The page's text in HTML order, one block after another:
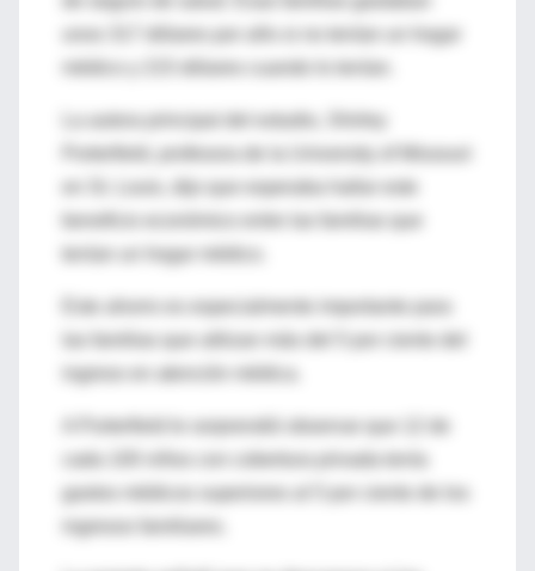
unos 317 dólares por año si no tenían un hogar
tenían un hogar médico.
Este ahorro es especialmente importante para
ingreso en atención médica.
gastos médicos superiores al 5 por ciento de los
ingresos familiares.